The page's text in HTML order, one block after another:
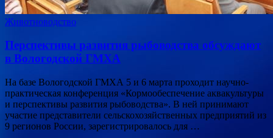
Животноводство
Перспективы развития рыбоводства обсуждают
в Вологодской ГМХА
На базе Вологодской ГМХА 5 и 6 марта проходит научно-
практическая конференция «Кормообеспечение аквакультуры
и перспективы развития рыбоводства». В ней принимают
участие представители сельскохозяйственных предприятий из
9 регионов России, зарегистрировалось для …